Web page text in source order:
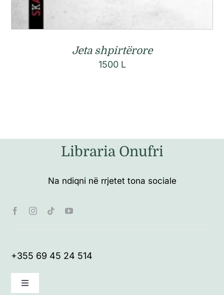
Jeta shpirtërore
1500 L
Libraria Onufri
Na ndiqni në rrjetet tona sociale
+355 69 45 24 514
Toggle